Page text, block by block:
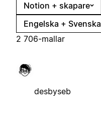
Notion + skapare
Engelska + Svenska
2 706-mallar
desbyseb